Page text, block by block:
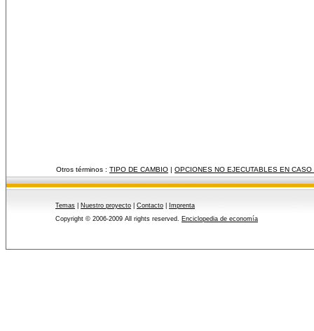
Otros términos : TIPO DE CAMBIO | OPCIONES NO EJECUTABLES EN CASO
Temas Nuestro proyecto Contacto
Imprenta
Copyright © 2006-2009 All rights reserved. Enciclopedia de economía